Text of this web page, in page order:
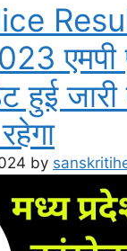
एमपी
हुई
by